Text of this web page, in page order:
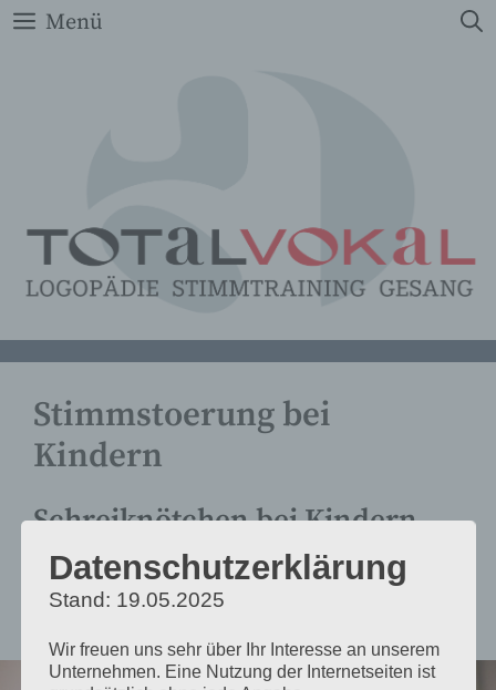
Zum
InhaltMenü
Stimmstoerung bei
Kindern
Schreiknötchen bei Kindern
vonHans-Christian Stoll
Datenschutzerklärung
Stand: 19.05.2025
Wir freuen uns sehr über Ihr Interesse an unserem
Unternehmen. Eine Nutzung der Internetseiten ist